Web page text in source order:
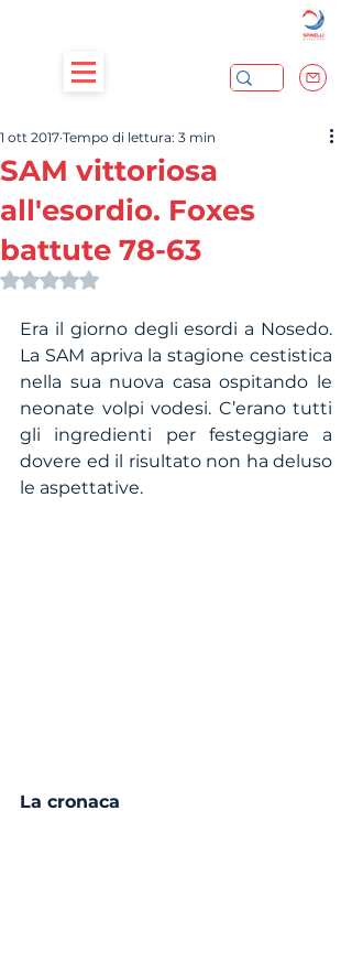
SAM vittoriosa
all'esordio. Foxes
battute 78-63
1 ott 2017 Tempo di lettura: 3 min
Valutazione NaN stelle su 5.
Era il giorno degli esordi a Nosedo.
La SAM apriva la stagione cestistica
nella sua nuova casa ospitando le
neonate volpi vodesi. C’erano tutti
gli ingredienti per festeggiare a
dovere ed il risultato non ha deluso
le aspettative.
La cronaca